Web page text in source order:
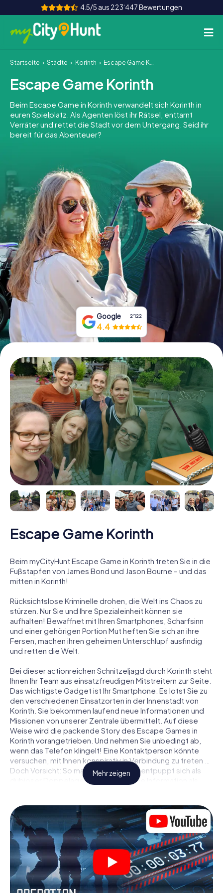
4.5/5 aus 223‘447 Bewertungen
So funktioniert's
Städte
Touren
Teamevent
INT AT CH
DE
ES
FR UK
IE
IT
NL
Tickets buchen
Gutscheine bestellen
Startseite Städte Korinth Escape Game Korinth
Escape Game Korinth
Beim Escape Game in Korinth verwandelt sich Korinth in
euren Spielplatz. Als Agenten löst ihr Rätsel, enttarnt
Verräter und rettet die Stadt vor dem Untergang. Seid ihr
bereit für das Abenteuer?
Google 2‘122
4.4
Escape Game Korinth
Beim myCityHunt Escape Game in Korinth treten Sie in die
Fußstapfen von James Bond und Jason Bourne – und das
mitten in Korinth!
Rücksichtslose Kriminelle drohen, die Welt ins Chaos zu
stürzen. Nur Sie und Ihre Spezialeinheit können sie
aufhalten! Bewaffnet mit Ihren Smartphones, Scharfsinn
und einer gehörigen Portion Mut heften Sie sich an ihre
Fersen, machen ihren geheimen Unterschlupf ausfindig
und retten die Welt.
Bei dieser actionreichen Schnitzeljagd durch Korinth steht
Ihnen Ihr Team aus einsatzfreudigen Mitstreitern zur Seite.
Das wichtigste Gadget ist Ihr Smartphone: Es lotst Sie zu
den verschiedenen Einsatzorten in der Innenstadt von
Korinth. Sie bekommen laufend neue Informationen und
Missionen von unserer Zentrale übermittelt. Auf diese
Weise wird die packende Story des Escape Games in
Korinth vorangetrieben. Und nehmen Sie unbedingt ab,
wenn das Telefon klingelt! Eine Kontaktperson könnte
versuchen, mit Ihnen konspirativ in Verbindung zu treten …
Doch Vorsicht: So mancher Informant entpuppt sich als
dubioser Doppelagent und so manche Information als
Sie niemandem!
Anders als in einem klassischen Escape Room in Korinth
sind Sie also nicht in ein Zimmer eingesperrt, aus dem Sie
sich in einem vorgegebenen Zeitfenster befreien
müssen. Diese Smartphone Schnitzeljagd erklärt ganz
Korinth zu Ihrem persönlichen Spielfeld! Die technische
Voraussetzung für Ihr Agentenabenteuer in Korinth: Ein
Smartphone mit Zugang ins mobile Internet. Per Klick
Mehr zeigen